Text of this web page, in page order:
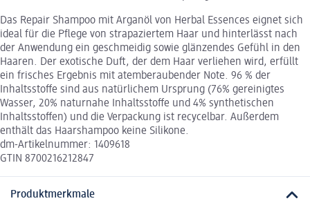
Das Repair Shampoo mit Arganöl von Herbal Essences eignet sich
ideal für die Pflege von strapaziertem Haar und hinterlässt nach
der Anwendung ein geschmeidig sowie glänzendes Gefühl in den
Haaren. Der exotische Duft, der dem Haar verliehen wird, erfüllt
ein frisches Ergebnis mit atemberaubender Note. 96 % der
Inhaltsstoffe sind aus natürlichem Ursprung (76% gereinigtes
Wasser, 20% naturnahe Inhaltsstoffe und 4% synthetischen
Inhaltsstoffen) und die Verpackung ist recycelbar. Außerdem
enthält das Haarshampoo keine Silikone.
dm-Artikelnummer: 1409618
GTIN 8700216212847
Produktmerkmale